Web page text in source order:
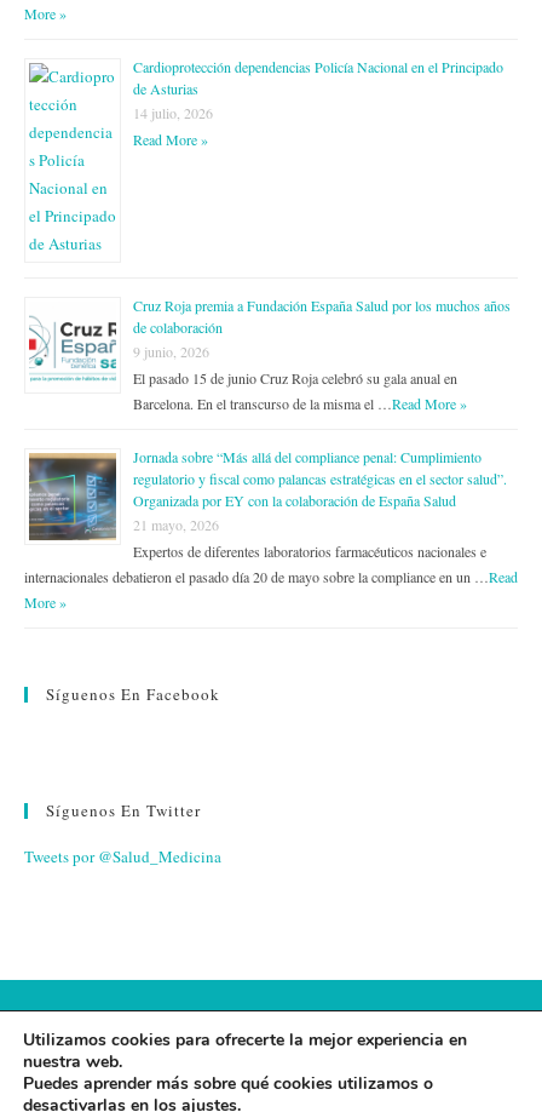
More »
Cardioprotección dependencias Policía Nacional en el Principado
de Asturias
14 julio, 2026
Read More »
Cruz Roja premia a Fundación España Salud por los muchos años
de colaboración
9 junio, 2026
El pasado 15 de junio Cruz Roja celebró su gala anual en
Barcelona. En el transcurso de la misma el …Read More »
Jornada sobre “Más allá del compliance penal: Cumplimiento
regulatorio y fiscal como palancas estratégicas en el sector salud”.
Organizada por EY con la colaboración de España Salud
21 mayo, 2026
Expertos de diferentes laboratorios farmacéuticos nacionales e
internacionales debatieron el pasado día 20 de mayo sobre la compliance en un …Read
More »
Síguenos En Facebook
Síguenos En Twitter
Tweets por @Salud_Medicina
AVISO LEGAL·POLÍTICA DE PRIVACIDAD·POLÍTICA DE
COOKIES
Utilizamos cookies para ofrecerte la mejor experiencia en
nuestra web.
Puedes aprender más sobre qué cookies utilizamos o
desactivarlas en los ajustes.